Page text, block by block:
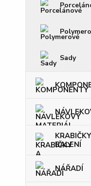
Sady
BALENÍ
NÁŘADÍ